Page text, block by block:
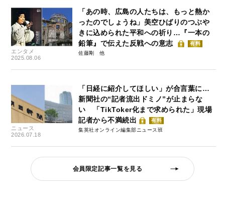
エンタメ
2025.08.06
「あの時、広島の人たちは、もっと熱か
ったのでしょうね」美空ひばりのつぶや
きに込められた平和への祈り…『一本の
鉛筆』で伝えた反戦への意志
有料
佐藤剛
ニュース
2026.07.18
「日経に紹介してほしい」が合言葉に…
新聞社の“記者流出ドミノ”が止まらな
い 「TikToker化まで求められた」現場
記者から不満続出
有料
集英社オンライン編集部ニュース班
会員限定記事一覧を見る